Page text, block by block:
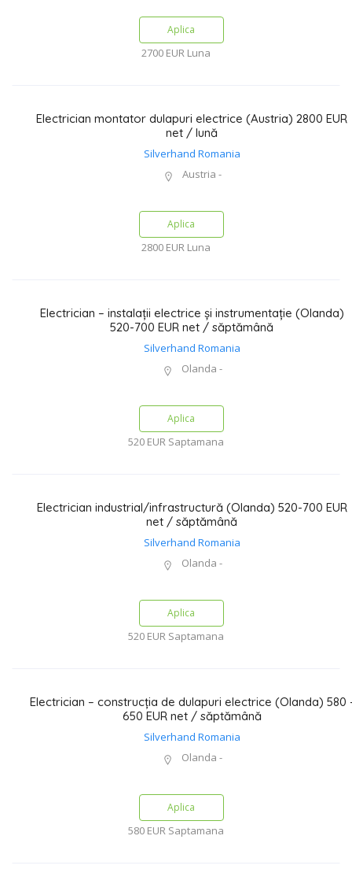
Aplica
2700 EUR Luna
Electrician montator dulapuri electrice (Austria) 2800 EUR
net / lună
Silverhand Romania
Austria -
Aplica
2800 EUR Luna
Electrician – instalații electrice și instrumentație (Olanda)
520-700 EUR net / săptămână
Silverhand Romania
Olanda -
Aplica
520 EUR Saptamana
Electrician industrial/infrastructură (Olanda) 520-700 EUR
net / săptămână
Silverhand Romania
Olanda -
Aplica
520 EUR Saptamana
Electrician – construcția de dulapuri electrice (Olanda) 580
650 EUR net / săptămână
Silverhand Romania
Olanda -
Aplica
580 EUR Saptamana